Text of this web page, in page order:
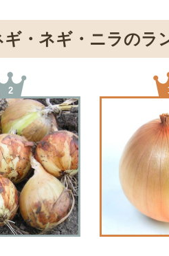
ギ・ネギ・ニラのラ
2